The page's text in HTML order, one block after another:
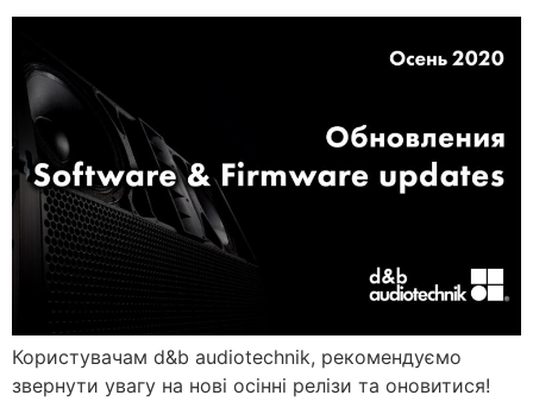
Користувачам d&b audiotechnik, рекомендуємо
звернути увагу на нові осінні релізи та оновитися!